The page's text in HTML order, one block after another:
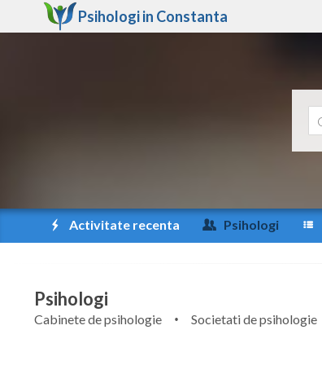
Psihologi in Constanta
Activitate recenta Psihologi
Psihologi
Cabinete de psihologie Societati de psihologie